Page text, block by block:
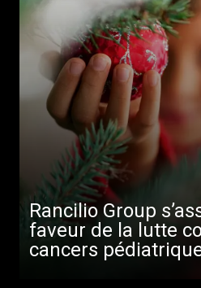
Rancilio Group
faveur de la lutte
cancers